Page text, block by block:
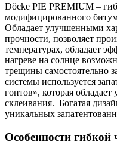
Döcke PIE PREMIUM –
модифицированного
Обладает улучшенными
прочности, позволяет
температурах, обладает
нагреве на солнце
трещины самостоятельно
системы используется
гонтов», которая
склеивания. Богатая
уникальных
Особенности